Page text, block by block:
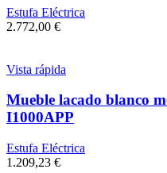
Estufa Eléctrica
2.772,00 €
Vista rápida
Mueble lacado blanco
I1000APP
Estufa Eléctrica
1.209,23 €